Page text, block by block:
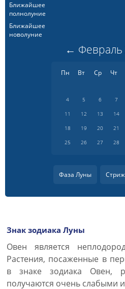
Ближайшее
полнолуние
Ближайшее
новолуние
← Февраль
Пн Вт Ср Чт
4
5 6 7
11
12 13 14
18
19 20 21
25
26 27 28
Фаза Луны
Знак зодиака Луны
Овен является
Растения, посаженные в
в знаке зодиака Овен,
получаются очень слабыми